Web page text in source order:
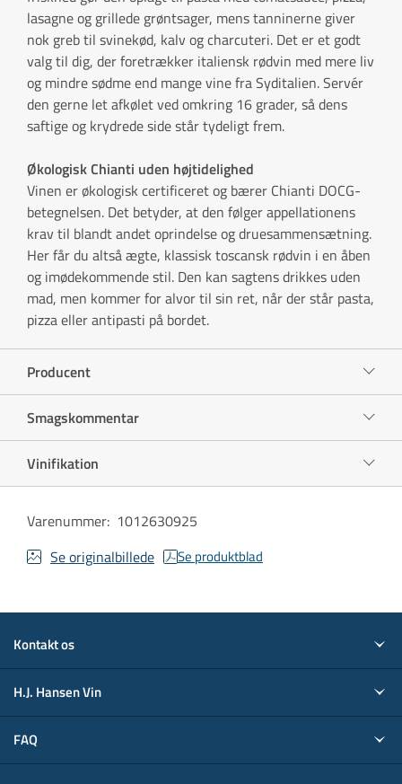
lasagne og grillede grøntsager, mens tanninerne giver
nok greb til svinekød, kalv og charcuteri. Det er et godt
valg til dig, der foretrækker italiensk rødvin med mere liv
og mindre sødme end mange vine fra Syditalien. Servér
den gerne let afkølet ved omkring 16 grader, så dens
saftige og krydrede side står tydeligt frem.
Økologisk Chianti uden højtidelighed
Vinen er økologisk certificeret og bærer Chianti DOCG-
betegnelsen. Det betyder, at den følger appellationens
krav til blandt andet oprindelse og druesammensætning.
Her får du altså ægte, klassisk toscansk rødvin i en åben
og imødekommende stil. Den kan sagtens drikkes uden
mad, men kommer for alvor til sin ret, når der står pasta,
pizza eller antipasti på bordet.
Producent
Smagskommentar
Vinifikation
Varenummer: 1012630925
Se originalbillede
Se produktblad
Kontakt os
H.J. Hansen Vin
FAQ